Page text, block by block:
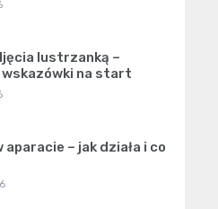
lustrzanką –
na start
aparacie – jak działa i co